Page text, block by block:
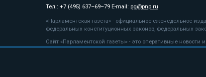
Тел.: +7 (495) 637–69–79 E-mail: pg@pnp.ru
«Парламентская газета» - официальное еженедельное
федеральных конституционных законов, федеральных
Сайт «Парламентской газеты» - это оперативные
«Парламентской газеты» активная ссылка на pnp.ru